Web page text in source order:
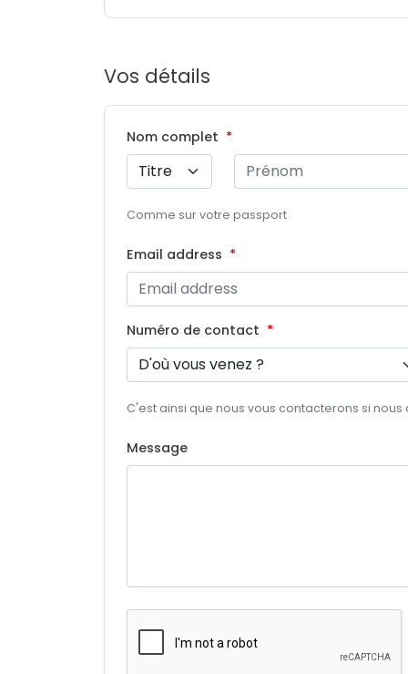
Vos détails
Nom complet
Comme sur votre passport
Email address
Numéro de contact
C'est ainsi que nous vous contacterons si
Message